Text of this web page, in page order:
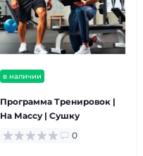
в наличии
Программа Тренировок |
На Массу | Cушку
0